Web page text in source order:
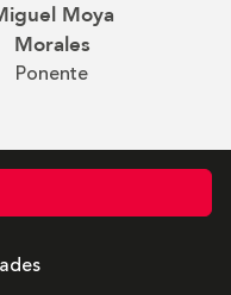
Moya
Morales
Ponente